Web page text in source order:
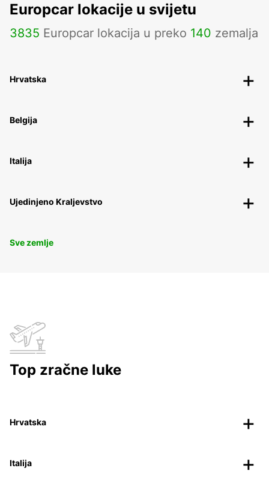
Europcar lokacije u svijetu
3835 Europcar lokacija u preko 140 zemalja
Hrvatska
Belgija
Italija
Ujedinjeno Kraljevstvo
Sve zemlje
Top zračne luke
Hrvatska
Italija